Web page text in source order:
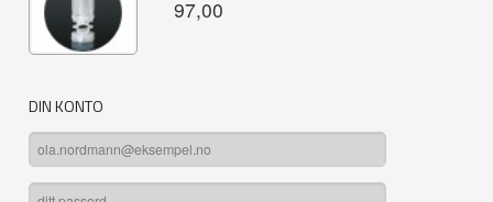
97,00
DIN KONTO